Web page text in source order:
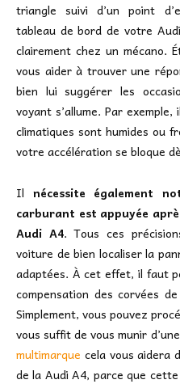
triangle suivi d’un point
tableau de bord de votre
clairement chez un mécano.
vous aider à trouver une
bien lui suggérer les
voyant s’allume. Par
climatiques sont humides ou
votre accélération se bloque
Il nécessite également
carburant est appuyée
Audi A4. Tous ces
voiture de bien localiser la
adaptées. À cet effet, il faut
compensation des corvées
Simplement, vous pouvez
vous suffit de vous munir d’une
multimarque cela vous aidera
de la Audi A4, parce que